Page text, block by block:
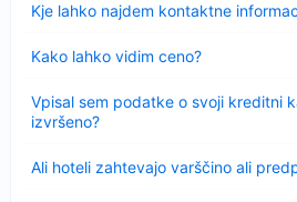
Kje lahko najdem kontaktne
Kako lahko vidim ceno?
Vpisal sem podatke o svoji kreditni
izvršeno?
Ali hoteli zahtevajo varščino ali